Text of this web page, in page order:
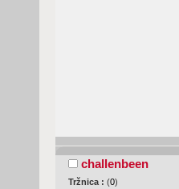
challenbeen
Tržnica : (0)